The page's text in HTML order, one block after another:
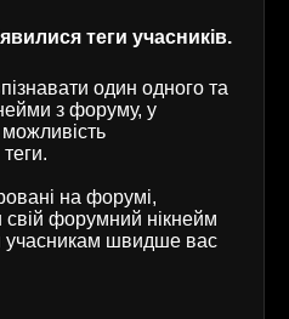
теги учасників.
один одного та
з форуму, у
на форумі,
форумний нікнейм
швидше вас